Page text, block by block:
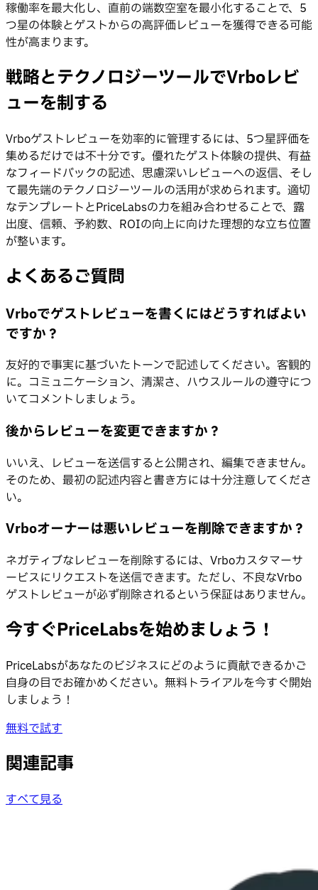
稼働率を最大化し、直前の端数空室を最小化することで、5
つ星の体験とゲストからの高評価レビューを獲得できる可能
性が高まります。
戦略とテクノロジーツールでVrboレビ
ューを制する
Vrboゲストレビューを効率的に管理するには、5つ星評価を
集めるだけでは不十分です。優れたゲスト体験の提供、有益
なフィードバックの記述、思慮深いレビューへの返信、そし
て最先端のテクノロジーツールの活用が求められます。適切
なテンプレートとPriceLabsの力を組み合わせることで、露
出度、信頼、予約数、ROIの向上に向けた理想的な立ち位置
が整います。
よくあるご質問
Vrboでゲストレビューを書くにはどうすればよい
ですか？
友好的で事実に基づいたトーンで記述してください。客観的
に。コミュニケーション、清潔さ、ハウスルールの遵守につ
いてコメントしましょう。
後からレビューを変更できますか？
いいえ、レビューを送信すると公開され、編集できません。
そのため、最初の記述内容と書き方には十分注意してくださ
い。
Vrboオーナーは悪いレビューを削除できますか？
ネガティブなレビューを削除するには、Vrboカスタマーサ
ービスにリクエストを送信できます。ただし、不良なVrbo
ゲストレビューが必ず削除されるという保証はありません。
今すぐPriceLabsを始めましょう！
PriceLabsがあなたのビジネスにどのように貢献できるかご
自身の目でお確かめください。無料トライアルを今すぐ開始
しましょう！
無料で試す
関連記事
すべて見る